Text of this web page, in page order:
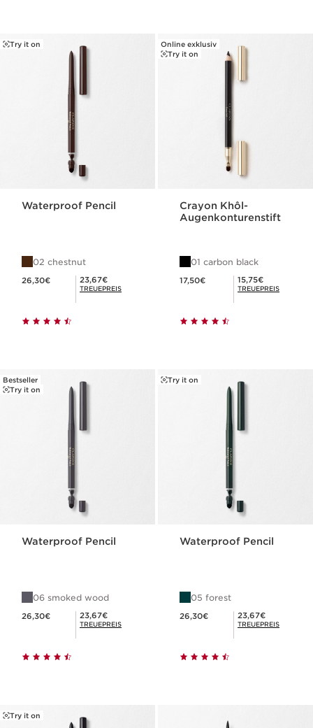
Try it on
Waterproof Pencil
02 chestnut
26,30€ Mitgliederpreis 23,67€
23,67€
TREUEPREIS
Online exklusiv
Try it on
Crayon Khôl-
Augenkonturenstift
01 carbon black
17,50€ Mitgliederpreis 15,75€
15,75€
TREUEPREIS
Bestseller
Try it on
Waterproof Pencil
06 smoked wood
26,30€ Mitgliederpreis 23,67€
23,67€
TREUEPREIS
Try it on
Waterproof Pencil
05 forest
26,30€ Mitgliederpreis 23,67€
23,67€
TREUEPREIS
Try it on